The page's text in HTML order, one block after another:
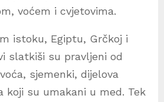
voćem i cvjetovima.
istoku, Egiptu, Grčkoj i
slatkiši su pravljeni od
sjemenki, dijelova
koji su umakani u med. Tek